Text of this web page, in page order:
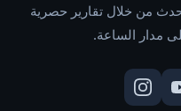
من خلال تقارير حصرية
مدار الساعة.